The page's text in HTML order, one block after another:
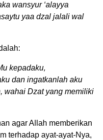
wansyur ‘alayya
yaa dzal jalali wal
kepadaku,
dan ingatkanlah aku
wahai Dzat yang memiliki
agar Allah memberikan
terhadap ayat-ayat-Nya,